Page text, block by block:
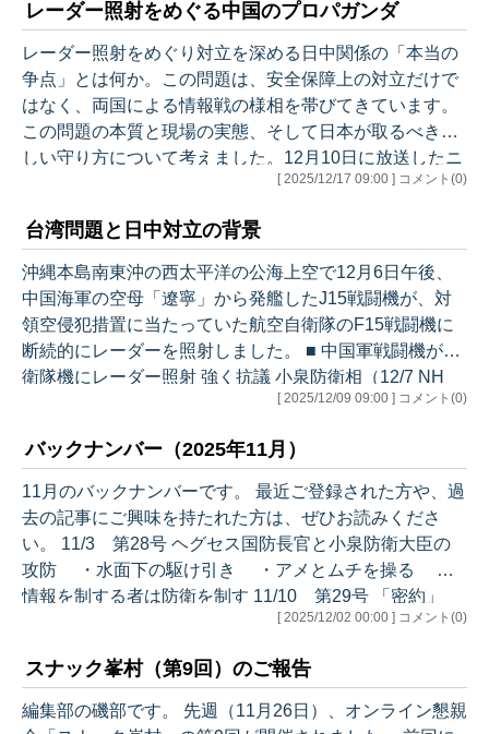
くれました。 今回も、参加されなかった方にもその雰囲
気を味わっていただければと思い、ごく一部の内容にな
りますがお届けいたします。 ＊＊＊＊＊＊＊＊＊＊＊ 今
年最後のスナック峯村（第10回）のご報告です！ ＊＊＊
＊＊＊＊＊＊＊＊ 今回は…
レーダー照射をめぐる中国のプロパガンダ
レーダー照射をめぐり対立を深める日中関係の「本当の
争点」とは何か。この問題は、安全保障上の対立だけで
はなく、両国による情報戦の様相を帯びてきています。
この問題の本質と現場の実態、そして日本が取るべき新
しい守り方について考えました。12月10日に放送したニ
ッポン放送「峯村健司と松本秀夫のジェントル！ジェン
ただき、この問題についてお話しました。 今回は、これ
をさらに深掘りして解説したいと思います。 ※ここから
はメルマガでの解説になります。目次は以下のとおりで
す。 ＊＊＊＊＊＊＊＊＊＊＊ レーダー照射をめぐる中国
のプロパガンダ ＊＊＊＊＊＊…
[ 2025/12/17 09:00 ] コメント(0)
台湾問題と日中対立の背景
沖縄本島南東沖の西太平洋の公海上空で12月6日午後、
中国海軍の空母「遼寧」から発艦したJ15戦闘機が、対
領空侵犯措置に当たっていた航空自衛隊のF15戦闘機に
断続的にレーダーを照射しました。 ■ 中国軍戦闘機が自
衛隊機にレーダー照射 強く抗議 小泉防衛相（12/7 NH
まで本メルマガで指摘している通り、日中間の対立は激
化を続けています。 しかし、そもそもなぜ、日中関係が
ここまで急速に険悪ムードになったのでしょうか。この
反応の“温度”を正しく理解するには、習近平氏にとって
台湾とは何か──この…
[ 2025/12/09 09:00 ] コメント(0)
バックナンバー（2025年11月）
11月のバックナンバーです。 最近ご登録された方や、過
去の記事にご興味を持たれた方は、ぜひお読みくださ
い。 11/3 第28号 ヘグセス国防長官と小泉防衛大臣の
攻防 ・水面下の駆け引き ・アメとムチを操る ・
情報を制する者は防衛を制す 11/10 第29号 「密約」
・「高市レクチャー」と台湾の「封印」 ・「G2」
第30号 中国の外交官たちの真意 ・駐大阪総領事の
暴言 ・「吠える外交官」が生まれる理由 ・ペルソ
ナ・ノン・グラータの現実 ・吠える外交の代償内 11/2
[ 2025/12/02 00:00 ] コメント(0)
スナック峯村（第9回）のご報告
編集部の磯部です。 先週（11月26日）、オンライン懇親